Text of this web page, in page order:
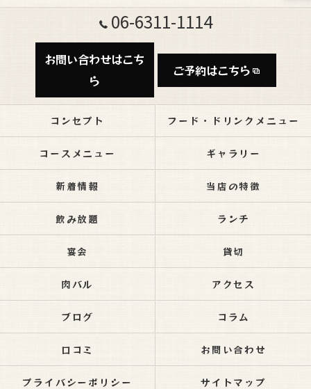
06-6311-1114
お問い合わせはこち
ら
ご予約はこちら
コンセプト フード・ドリンクメニュー
コースメニュー ギャラリー
新着情報 当店の特徴
飲み放題 ランチ
宴会 貸切
肉バル アクセス
ブログ コラム
口コミ お問い合わせ
プライバシーポリシー サイトマップ